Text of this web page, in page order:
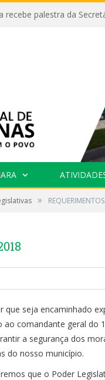
»
que seja encaminhado
comandante geral do
a segurança dos
do nosso município.
que o Poder